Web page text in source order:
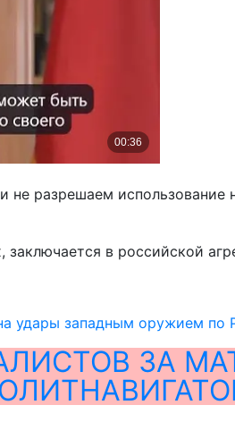
разрешаем
в российской
удары западным оружием по
ЗА